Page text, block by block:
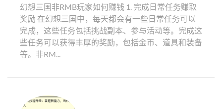
幻想三国非RMB玩家如何赚钱 1. 完成日常任务赚取
奖励 在幻想三国中，每天都会有一些日常任务可以
完成，这些任务包括挑战副本、参与活动等。完成这
些任务可以获得丰厚的奖励，包括金币、道具和装备
等。非RM...